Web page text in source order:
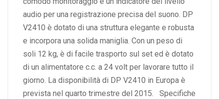
audio per una registrazione precisa del suono. DP
V2410 è dotato di una struttura elegante e robusta
e incorpora una solida maniglia. Con un peso di
soli 12 kg, è di facile trasporto sul set ed è dotato
di un alimentatore c.c. a 24 volt per lavorare tutto il
giorno. La disponibilità di DP V2410 in Europa è
prevista nel quarto trimestre del 2015. Specifiche